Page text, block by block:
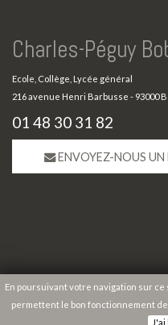
Charles-Péguy
Ecole, Collège, Lycée général
216 avenue Henri Barbusse - 93000
01 48 30 31 82
ENVOYEZ-NOUS UN
Copyright 2026 Charles-Péguy
En poursuivant votre navigation sur
permettent le bon fonctionnement